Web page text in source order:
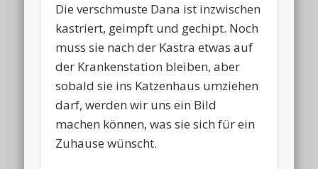
Die verschmuste Dana ist inzwischen
kastriert, geimpft und gechipt. Noch
muss sie nach der Kastra etwas auf
der Krankenstation bleiben, aber
sobald sie ins Katzenhaus umziehen
darf, werden wir uns ein Bild
machen können, was sie sich für ein
Zuhause wünscht.